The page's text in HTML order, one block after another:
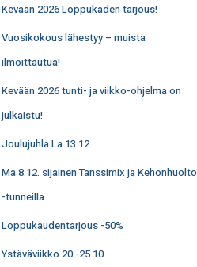
Kevään 2026 Loppukaden tarjous!
Vuosikokous lähestyy – muista
ilmoittautua!
Kevään 2026 tunti- ja viikko-ohjelma on
julkaistu!
Joulujuhla La 13.12.
Ma 8.12. sijainen Tanssimix ja Kehonhuolto
-tunneilla
Loppukaudentarjous -50%
Ystäväviikko 20.-25.10.